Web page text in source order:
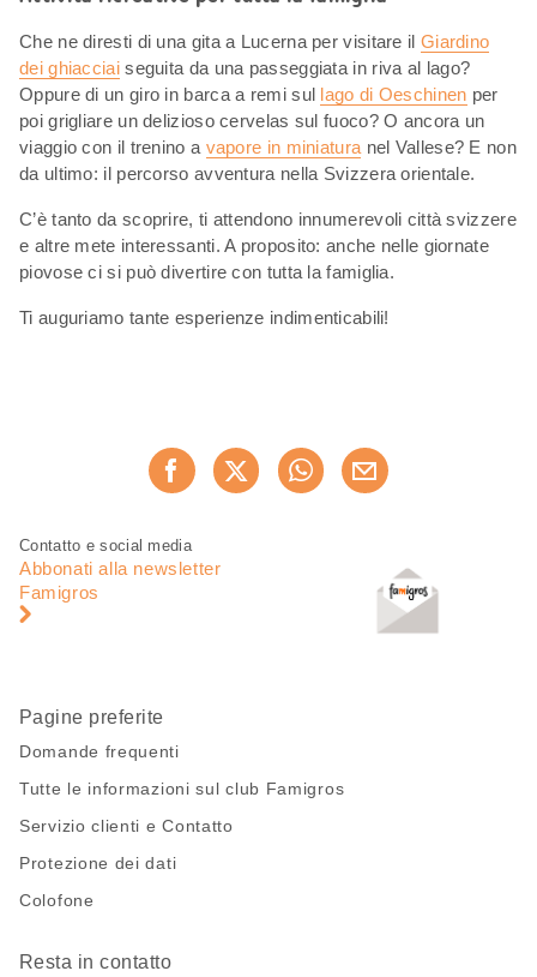
Che ne diresti di una gita a Lucerna per visitare il Giardino
dei ghiacciaiseguita da una passeggiata in riva al lago?
Oppure di un giro in barca a remi sul lago di Oeschinen per
poi grigliare un delizioso cervelas sul fuoco? O ancora un
viaggio con il trenino a vapore in miniatura nel Vallese? E non
da ultimo: il percorso avventura nella Svizzera orientale.
C’è tanto da scoprire, ti attendono innumerevoli città svizzere
e altre mete interessanti. A proposito: anche nelle giornate
piovose ci si può divertire con tutta la famiglia.
Ti auguriamo tante esperienze indimenticabili!
Consiglia ora
Piè
pagina
Navigazione
pagina
Contatto e social media
Abbonati alla newsletter
Famigros
Pagine preferite
Domande frequenti
Tutte le informazioni sul club Famigros
Servizio clienti e Contatto
Protezione dei dati
Colofone
Resta in contatto